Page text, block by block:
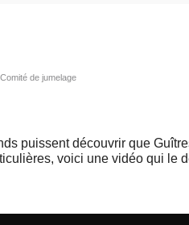
de jumelage
puissent découvrir que
voici une vidéo qui le